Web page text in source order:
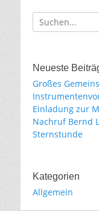
Suche
für:
Neueste
Großes
Einladung zur
Nachruf Bernd
Sternstunde
Kategorien
Allgemein